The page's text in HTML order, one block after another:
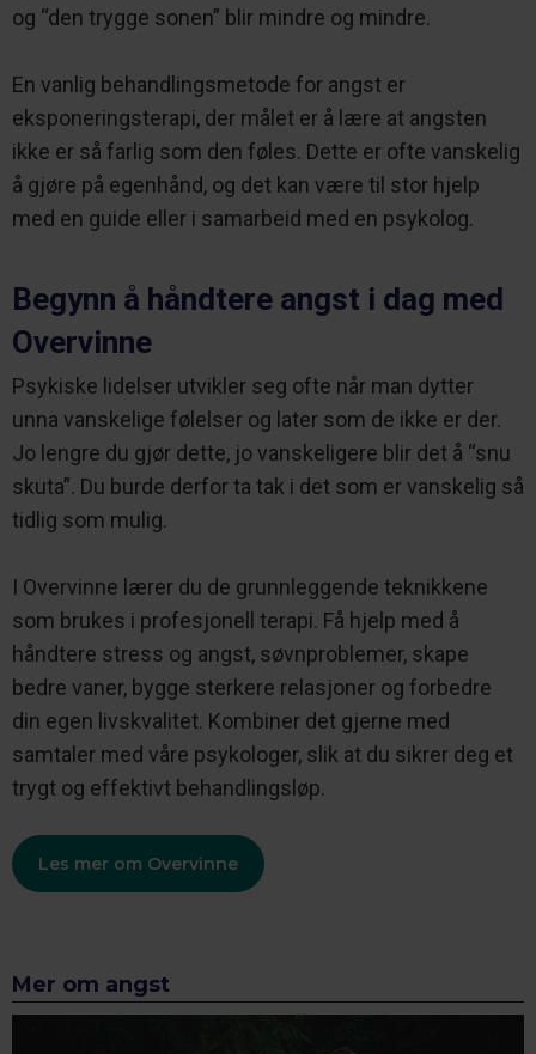
og “den trygge sonen” blir mindre og mindre.
En vanlig behandlingsmetode for angst er
eksponeringsterapi, der målet er å lære at angsten
ikke er så farlig som den føles. Dette er ofte vanskelig
å gjøre på egenhånd, og det kan være til stor hjelp
med en guide eller i samarbeid med en psykolog.
Begynn å håndtere angst i dag med
Overvinne
Psykiske lidelser utvikler seg ofte når man dytter
unna vanskelige følelser og later som de ikke er der.
Jo lengre du gjør dette, jo vanskeligere blir det å “snu
skuta”. Du burde derfor ta tak i det som er vanskelig så
tidlig som mulig.
I Overvinne lærer du de grunnleggende teknikkene
som brukes i profesjonell terapi. Få hjelp med å
håndtere stress og angst, søvnproblemer, skape
bedre vaner, bygge sterkere relasjoner og forbedre
din egen livskvalitet. Kombiner det gjerne med
samtaler med våre psykologer, slik at du sikrer deg et
trygt og effektivt behandlingsløp.
Les mer om Overvinne
Mer om angst